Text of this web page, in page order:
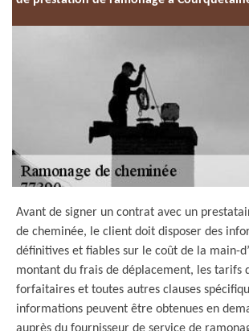
Avant de signer un contrat avec un
de cheminée, le client doit disposer des
définitives et fiables sur le coût de la main-
montant du frais de déplacement, les tarifs
forfaitaires et toutes autres clauses
informations peuvent être obtenues en